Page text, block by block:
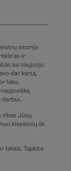
istorija
ir
su naujuoju
dar kartą.
laku,
darbui.
ribas Jūsų
klasikinių iki
lakais. Tapkite